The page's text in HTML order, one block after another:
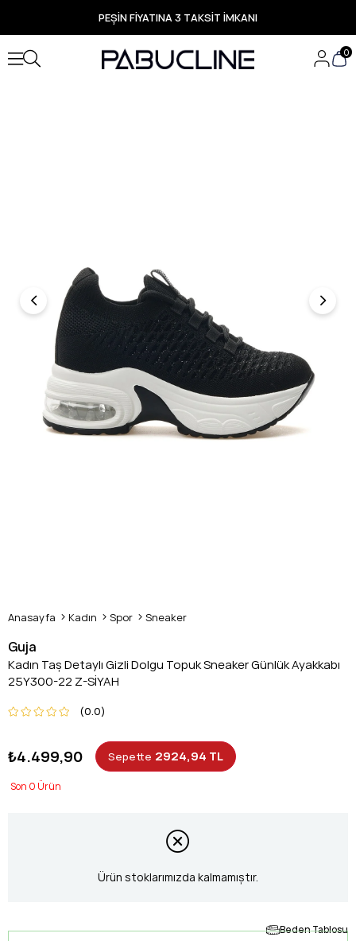
PEŞİN FİYATINA 3 TAKSİT İMKANI
TÜM ÜRÜNLERDE ÜCRETSİZ KARGO
Yeni Sezon Ürünlerde Özel Fırsatlar
Seçili Ürünlerde Hızlı Teslimat
0
Anasayfa Kadın Spor Sneaker
Guja
Kadın Taş Detaylı Gizli Dolgu Topuk Sneaker Günlük Ayakkabı
25Y300-22 Z-SİYAH
0.0
₺4.499,90 Sepette 2924,94 TL
0
Ürün stoklarımızda kalmamıştır.
Beden Tablosu